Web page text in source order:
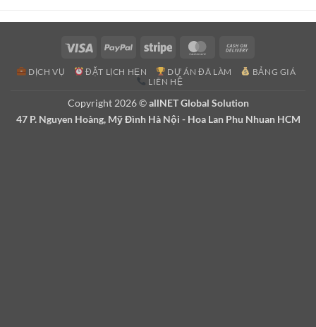
Visa PayPal Stripe MasterCard
Delivery
DỊCH VỤ ĐẶT LỊCH HẸN DỰ ÁN ĐÃ LÀM
BẢNG GIÁ
LIÊN HỆ
Copyright 2026 ©allNET Global Solution
47 P. Nguyen Hoàng, Mỹ Đình Hà Nội - Hoa Lan Phu Nhuan HCM